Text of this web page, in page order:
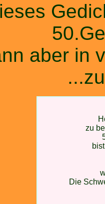
aber in
zu
Die